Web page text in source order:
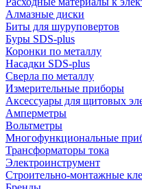
Алмазные диски
Биты для шуруповертов
Буры SDS-plus
Коронки по металлу
Насадки SDS-plus
Сверла по металлу
Измерительные приборы
Аксессуары для щитовых
Амперметры
Вольтметры
Многофункциональные
Трансформаторы тока
Электроинструмент
Строительно-монтажные